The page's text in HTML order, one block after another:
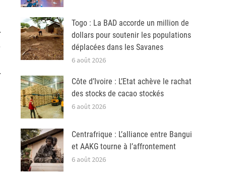
Togo : La BAD accorde un million de
dollars pour soutenir les populations
déplacées dans les Savanes
6 août 2026
Côte d’Ivoire : L’Etat achève le rachat
des stocks de cacao stockés
6 août 2026
Centrafrique : L’alliance entre Bangui
et AAKG tourne à l’affrontement
6 août 2026